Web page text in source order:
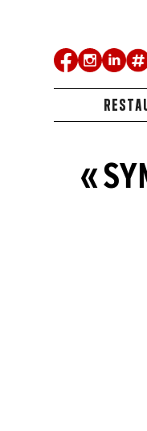
«